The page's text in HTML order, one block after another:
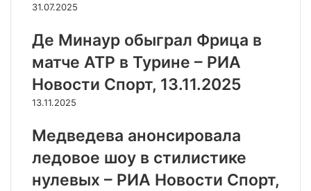
31.07.2025
Де Минаур обыграл Фрица в
матче ATP в Турине – РИА
Новости Спорт, 13.11.2025
13.11.2025
Медведева анонсировала
ледовое шоу в стилистике
нулевых – РИА Новости Спорт,